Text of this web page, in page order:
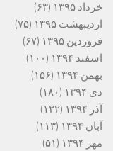
خرداد ۱۳۹۵
(۶۳)
اردیبهشت ۱۳۹۵
(۷۵)
فروردین ۱۳۹۵
(۶۷)
اسفند ۱۳۹۴
(۱۰۰)
بهمن ۱۳۹۴
(۱۵۶)
دی ۱۳۹۴
(۱۸۰)
آذر ۱۳۹۴
(۱۲۲)
آبان ۱۳۹۴
(۱۱۳)
مهر ۱۳۹۴
(۵۱)